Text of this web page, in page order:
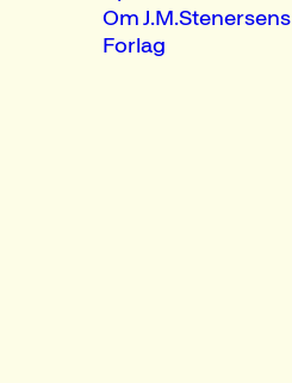
Om J.M.Stenersens
Forlag